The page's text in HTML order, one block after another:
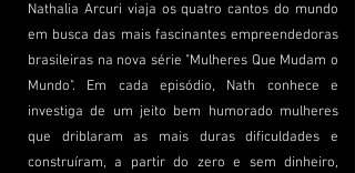
Nathalia Arcuri viaja os quatro cantos do mundo
em busca das mais fascinantes empreendedoras
brasileiras na nova série "Mulheres Que Mudam o
Mundo". Em cada episódio, Nath conhece e
investiga de um jeito bem humorado mulheres
que driblaram as mais duras dificuldades e
construíram, a partir do zero e sem dinheiro,